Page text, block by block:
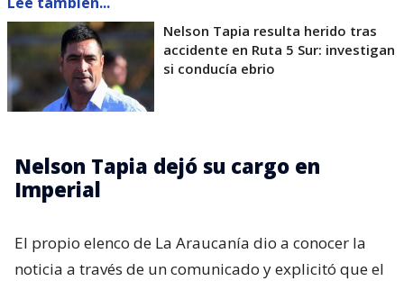
Nelson Tapia resulta herido tras
accidente en Ruta 5 Sur: investigan
si conducía ebrio
Nelson Tapia dejó su cargo en
Imperial
El propio elenco de La Araucanía dio a conocer la
noticia a través de un comunicado y explicitó que el